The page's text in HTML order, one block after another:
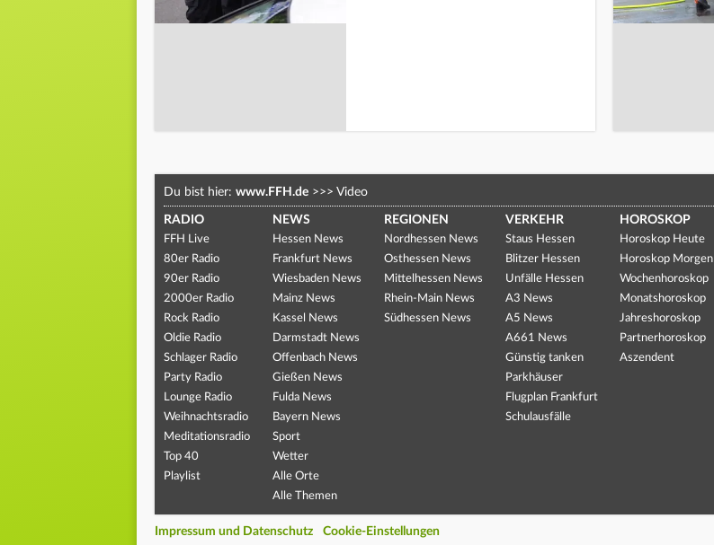
Du bist hier: www.FFH.de >>> Video
RADIO
FFH Live
80er Radio
90er Radio
2000er Radio
Rock Radio
Oldie Radio
Schlager Radio
Party Radio
Lounge Radio
Weihnachtsradio
Meditationsradio
Top 40
Playlist
NEWS
Hessen News
Frankfurt News
Wiesbaden News
Mainz News
Kassel News
Darmstadt News
Offenbach News
Gießen News
Fulda News
Bayern News
Sport
Wetter
Alle Orte
Alle Themen
REGIONEN
Nordhessen News
Osthessen News
Mittelhessen News
Rhein-Main News
Südhessen News
VERKEHR
Staus Hessen
Blitzer Hessen
Unfälle Hessen
A3 News
A5 News
A661 News
Günstig tanken
Parkhäuser
Flugplan Frankfurt
Schulausfälle
HOROSKOP
Horoskop Heute
Horoskop Morgen
Wochenhoroskop
Monatshoroskop
Jahreshoroskop
Partnerhoroskop
Aszendent
Impressum und Datenschutz Cookie-Einstellungen